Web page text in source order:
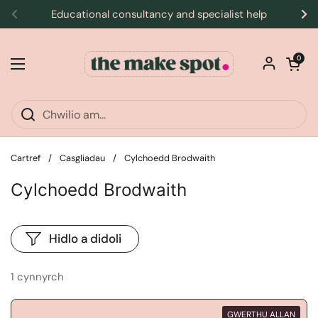
Neidio i'r cynnwys
Blaenorol
Educational consultancy and specialist help
Dewislen agored
Cart
0
Cartref / Casgliadau / Cylchoedd Brodwaith
Cylchoedd Brodwaith
1 cynnyrch
Hidlo a didoli
GWERTHU ALLAN